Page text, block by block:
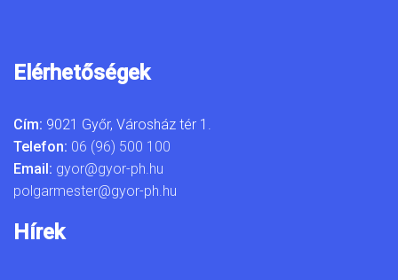
Elérhetőségek
Cím: 9021 Győr, Városház tér 1.
Telefon: 06 (96) 500 100
Email: gyor@gyor-ph.hu
polgarmester@gyor-ph.hu
Hírek